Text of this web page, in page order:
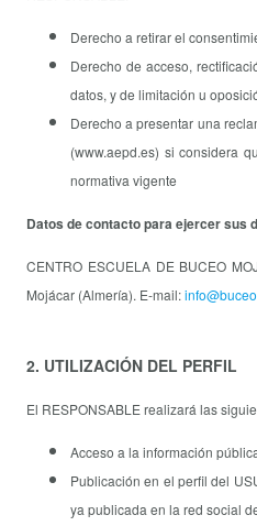
Derecho a retirar el
Derecho de acceso,
datos, y de limitación u
Derecho a presentar una
(www.aepd.es) si considera
normativa vigente
Datos de contacto para ejercer sus
CENTRO ESCUELA DE BUCEO
Mojácar (Almería). E-mail:
2. UTILIZACIÓN DEL PERFIL
El RESPONSABLE realizará las
Acceso a la información
Publicación en el perfil del
ya publicada en la red social